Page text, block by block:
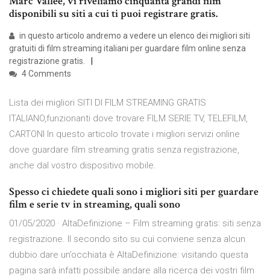
disponibili su siti a cui ti puoi registrare gratis.
in questo articolo andremo a vedere un elenco dei migliori siti
gratuiti di film streaming italiani per guardare film online senza
registrazione gratis.
4 Comments
Lista dei migliori SITI DI FILM STREAMING GRATIS
ITALIANO,funzionanti dove trovare FILM SERIE TV, TELEFILM,
CARTONI In questo articolo trovate i migliori servizi online
dove guardare film streaming gratis senza registrazione,
anche dal vostro dispositivo mobile.
Spesso ci chiedete quali sono i migliori siti per guardare
film e serie tv in streaming, quali sono
01/05/2020 · AltaDefinizione – Film streaming gratis: siti senza
registrazione. Il secondo sito su cui conviene senza alcun
dubbio dare un’occhiata è AltaDefinizione: visitando questa
pagina sarà infatti possibile andare alla ricerca dei vostri film